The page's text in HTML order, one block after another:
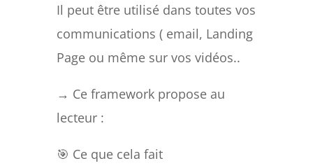
Il peut être utilisé dans toutes vos
communications ( email, Landing
Page ou même sur vos vidéos..
→ Ce framework propose au
lecteur :
🎯 Ce que cela fait